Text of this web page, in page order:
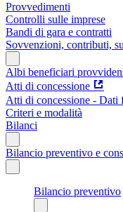
Provvedimenti
Controlli sulle imprese
Bandi di gara e contratti
Sovvenzioni, contributi,
Albi beneficiari
Atti di concessione
Atti di concessione - Dati
Criteri e modalità
Bilanci
Bilancio preventivo e
Bilancio preventivo